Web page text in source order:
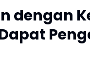
dengan
Dapat